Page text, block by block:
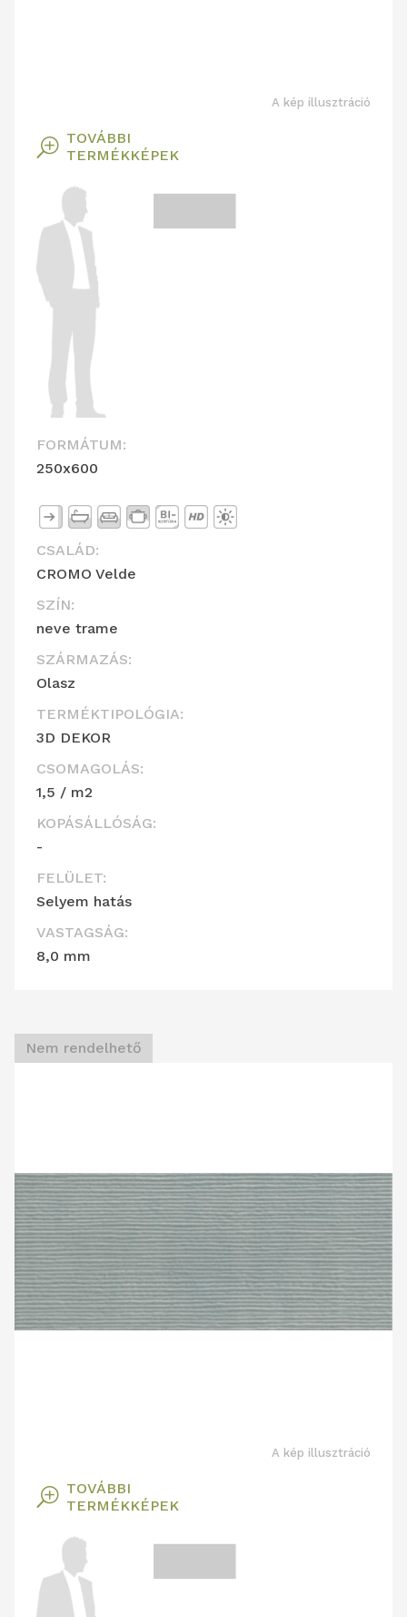
A kép illusztráció
T TOVÁBBI
TERMÉKKÉPEK
FORMÁTUM:
250x600
CSALÁD:
CROMO Velde
SZÍN:
neve trame
SZÁRMAZÁS:
Olasz
TERMÉKTIPOLÓGIA:
3D DEKOR
CSOMAGOLÁS:
1,5 / m2
KOPÁSÁLLÓSÁG:
-
FELÜLET:
Selyem hatás
VASTAGSÁG:
8,0 mm
Nem rendelhető
A kép illusztráció
T TOVÁBBI
TERMÉKKÉPEK